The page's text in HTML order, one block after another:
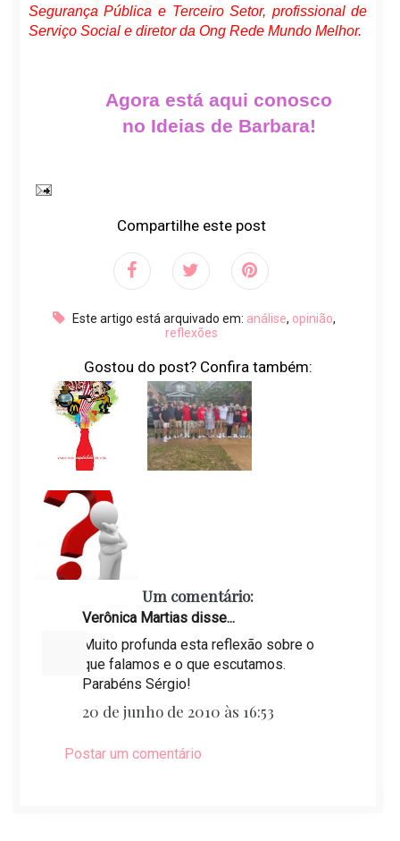
Segurança Pública e Terceiro Setor, profissional de
Serviço Social e diretor da Ong Rede Mundo Melhor.
Agora está aqui conosco
no Ideias de Barbara!
Compartilhe este post
Este artigo está arquivado em: análise, opinião,
reflexões
Gostou do post? Confira também:
Um comentário:
Verônica Martias disse...
Muito profunda esta reflexão sobre o
que falamos e o que escutamos.
Parabéns Sérgio!
20 de junho de 2010 às 16:53
Postar um comentário